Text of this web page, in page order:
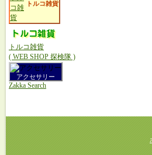
トルコ雑貨
トルコ雑貨
( WEB SHOP 探検隊 )
アクセサリー
Zakka Search